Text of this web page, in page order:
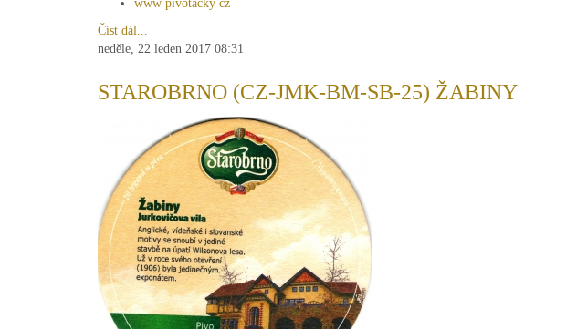
www pivotacky cz
Číst dál...
neděle, 22 leden 2017 08:31
STAROBRNO (CZ-JMK-BM-SB-25) ŽABINY